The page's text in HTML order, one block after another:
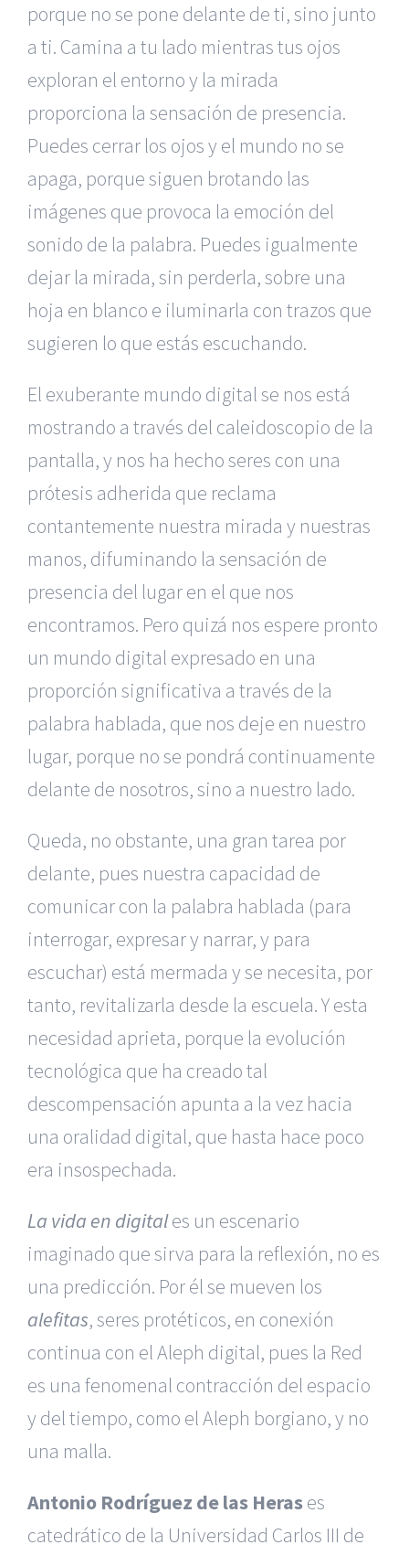
porque no se pone delante de ti, sino junto
a ti. Camina a tu lado mientras tus ojos
exploran el entorno y la mirada
proporciona la sensación de presencia.
Puedes cerrar los ojos y el mundo no se
apaga, porque siguen brotando las
imágenes que provoca la emoción del
sonido de la palabra. Puedes igualmente
dejar la mirada, sin perderla, sobre una
hoja en blanco e iluminarla con trazos que
sugieren lo que estás escuchando.
El exuberante mundo digital se nos está
mostrando a través del caleidoscopio de la
pantalla, y nos ha hecho seres con una
prótesis adherida que reclama
contantemente nuestra mirada y nuestras
manos, difuminando la sensación de
presencia del lugar en el que nos
encontramos. Pero quizá nos espere pronto
un mundo digital expresado en una
proporción significativa a través de la
palabra hablada, que nos deje en nuestro
lugar, porque no se pondrá continuamente
delante de nosotros, sino a nuestro lado.
Queda, no obstante, una gran tarea por
delante, pues nuestra capacidad de
comunicar con la palabra hablada (para
interrogar, expresar y narrar, y para
escuchar) está mermada y se necesita, por
tanto, revitalizarla desde la escuela. Y esta
necesidad aprieta, porque la evolución
tecnológica que ha creado tal
descompensación apunta a la vez hacia
una oralidad digital, que hasta hace poco
era insospechada.
La vida en digitales un escenario
imaginado que sirva para la reflexión, no es
una predicción. Por él se mueven los
alefitas, seres protéticos, en conexión
continua con el Aleph digital, pues la Red
es una fenomenal contracción del espacio
y del tiempo, como el Aleph borgiano, y no
una malla.
Antonio Rodríguez de las Herases
catedrático de la Universidad Carlos III de